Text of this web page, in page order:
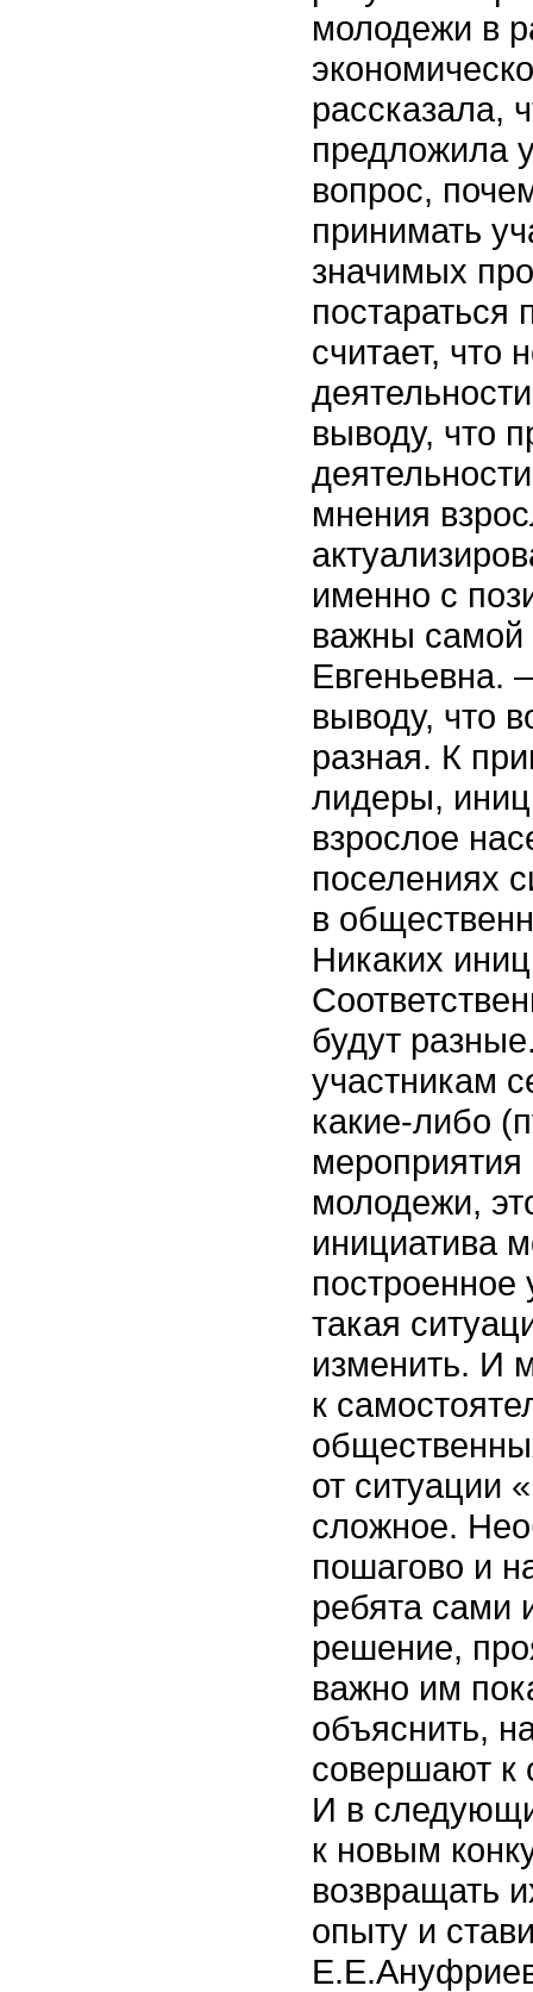
молодежи в
рассказала,
предложила
вопрос,
принимать
значимых
считает, что
выводу, что
мнения
именно с
важны самой
Евгеньевна.
выводу, что
разная. К
лидеры,
взрослое
поселениях
в
Никаких
будут
участникам
какие-либо
молодежи,
инициатива
построенное
такая
изменить. И
к
от ситуации
сложное.
пошагово и
ребята сами
решение,
важно им
объяснить,
совершают к
И в
к новым
возвращать
опыту и